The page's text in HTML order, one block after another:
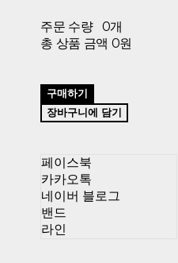
주문 수량
0개
총 상품 금액 0원
구매하기
장바구니에 담기
페이스북
카카오톡
네이버 블로그
밴드
라인